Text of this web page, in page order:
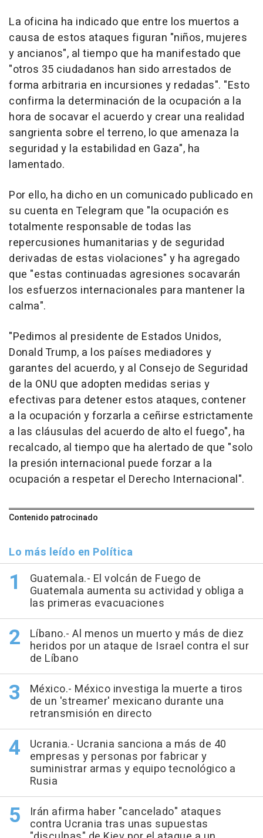
La oficina ha indicado que entre los muertos a
causa de estos ataques figuran "niños, mujeres
y ancianos", al tiempo que ha manifestado que
"otros 35 ciudadanos han sido arrestados de
forma arbitraria en incursiones y redadas". "Esto
confirma la determinación de la ocupación a la
hora de socavar el acuerdo y crear una realidad
sangrienta sobre el terreno, lo que amenaza la
seguridad y la estabilidad en Gaza", ha
lamentado.
Por ello, ha dicho en un comunicado publicado en
su cuenta en Telegram que "la ocupación es
totalmente responsable de todas las
repercusiones humanitarias y de seguridad
derivadas de estas violaciones" y ha agregado
que "estas continuadas agresiones socavarán
los esfuerzos internacionales para mantener la
calma".
"Pedimos al presidente de Estados Unidos,
Donald Trump, a los países mediadores y
garantes del acuerdo, y al Consejo de Seguridad
de la ONU que adopten medidas serias y
efectivas para detener estos ataques, contener
a la ocupación y forzarla a ceñirse estrictamente
a las cláusulas del acuerdo de alto el fuego", ha
recalcado, al tiempo que ha alertado de que "solo
la presión internacional puede forzar a la
ocupación a respetar el Derecho Internacional".
Contenido patrocinado
Lo más leído en Política
Guatemala.- El volcán de Fuego de
Guatemala aumenta su actividad y obliga a
las primeras evacuaciones
Líbano.- Al menos un muerto y más de diez
heridos por un ataque de Israel contra el sur
de Líbano
México.- México investiga la muerte a tiros
de un 'streamer' mexicano durante una
retransmisión en directo
Ucrania.- Ucrania sanciona a más de 40
empresas y personas por fabricar y
suministrar armas y equipo tecnológico a
Rusia
Irán afirma haber "cancelado" ataques
contra Ucrania tras unas supuestas